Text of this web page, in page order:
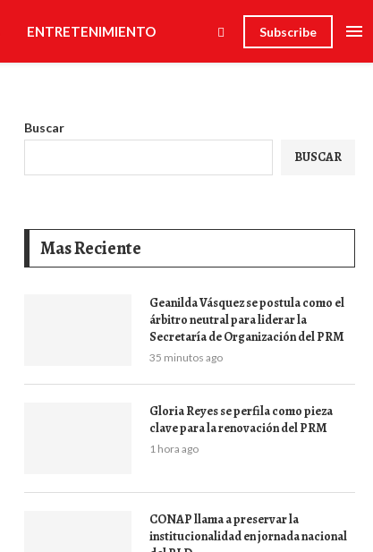
ENTRETENIMIENTO Subscribe
Buscar
BUSCAR
Mas Reciente
Geanilda Vásquez se postula como el
árbitro neutral para liderar la
Secretaría de Organización del PRM
35 minutos ago
Gloria Reyes se perfila como pieza
clave para la renovación del PRM
1 hora ago
CONAP llama a preservar la
institucionalidad en jornada nacional